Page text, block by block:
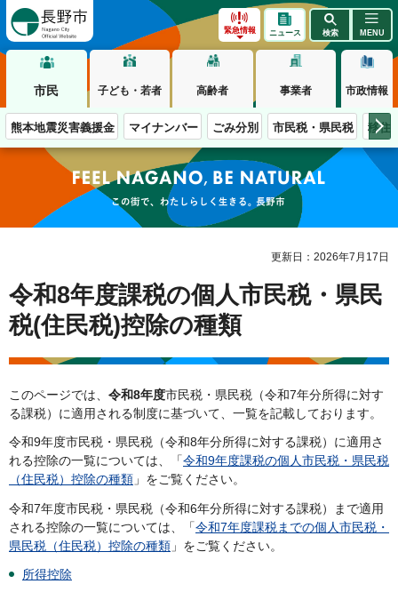
緊急情報 ニュース 検索 MENU
市民 子ども・若者 高齢者 事業者 市政情報
熊本地震災害義援金 マイナンバー ごみ分別 市民税・県民税 移住
この街で、わたしらしく生きる。長野市
更新日：2026年7月17日
令和8年度課税の個人市民税・県民
税(住民税)控除の種類
このページでは、 令和8年度市民税・県民税（令和7年分所得に対す
る課税）に適用される制度に基づいて、一覧を記載しております。
令和9年度市民税・県民税（令和8年分所得に対する課税）に適用さ
れる控除の一覧については、「令和9年度課税の個人市民税・県民税
（住民税）控除の種類 」をご覧ください。
令和7年度市民税・県民税（令和6年分所得に対する課税）まで適用
される控除の一覧については、「令和7年度課税までの個人市民税・
県民税（住民税）控除の種類 」をご覧ください。
所得控除